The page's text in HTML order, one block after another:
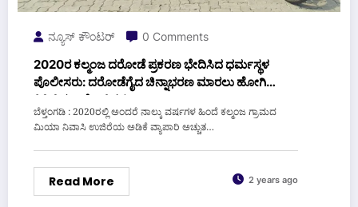
ನ್ಯೂಸ್ ಕೌಂಟರ್ 0 Comments
2020ರ ಕಲ್ಮಂಜ ದರೋಡೆ ಪ್ರಕರಣ ಭೇದಿಸಿದ ಧರ್ಮಸ್ಥಳ
ಪೊಲೀಸರು: ದರೋಡೆಗೈದ ಚಿನ್ನಾಭರಣ ಮಾರಲು ಹೋಗಿ
ಸಿಕ್ಕಿಬಿದ್ದ ಆರೋಪಿಗಳು
ಬೆಳ್ತಂಗಡಿ : 2020ರಲ್ಲಿ ಅಂದರೆ ನಾಲ್ಕು ವರ್ಷಗಳ ಹಿಂದೆ ಕಲ್ಮಂಜ ಗ್ರಾಮದ
ಮಿಯಾ ನಿವಾಸಿ ಉಜಿರೆಯ ಅಡಿಕೆ ವ್ಯಾಪಾರಿ ಅಚ್ಚುತ…
Read More 2 years ago